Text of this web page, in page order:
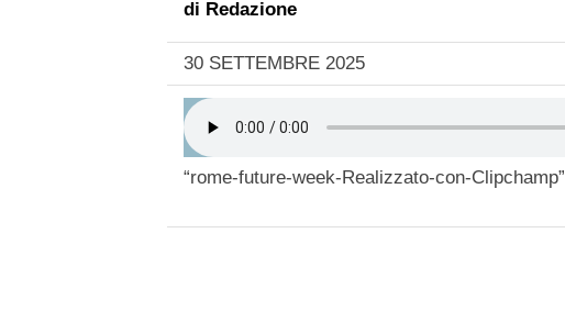
di Redazione
30 SETTEMBRE 2025
“rome-future-week-Realizzato-con-